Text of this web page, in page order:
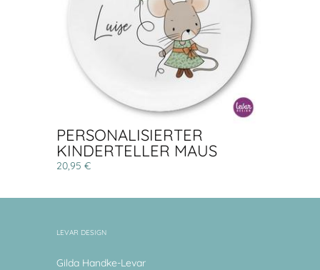
PERSONALISIERTER
KINDERTELLER MAUS
20,95 €
LEVAR DESIGN
Gilda Handke-Levar